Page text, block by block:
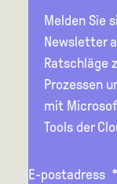
Melden Sie
Newsletter
Ratschläge
Prozessen
mit
Tools der
E-postadress *